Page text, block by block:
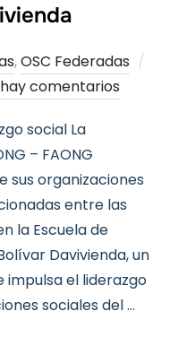
,OSC Federadas
comentarios
social La
– FAONG
sus organizaciones
entre las
la Escuela de
Davivienda, un
el liderazgo
sociales del …